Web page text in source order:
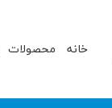
خانه محصولات